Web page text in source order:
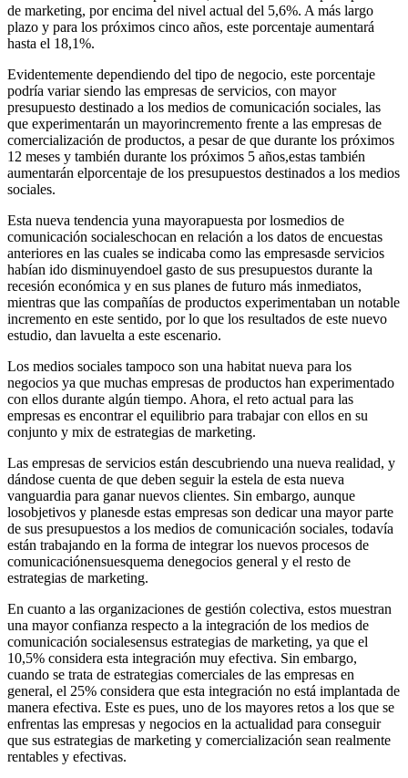
de marketing, por encima del nivel actual del 5,6%. A más largo
plazo y para los próximos cinco años, este porcentaje aumentará
hasta el 18,1%.
Evidentemente dependiendo del tipo de negocio, este porcentaje
podría variar siendo las empresas de servicios, con mayor
presupuesto destinado a los medios de comunicación sociales, las
que experimentarán un mayorincremento frente a las empresas de
comercialización de productos, a pesar de que durante los próximos
12 meses y también durante los próximos 5 años,estas también
aumentarán elporcentaje de los presupuestos destinados a los medios
sociales.
Esta nueva tendencia yuna mayorapuesta por losmedios de
comunicación socialeschocan en relación a los datos de encuestas
anteriores en las cuales se indicaba como las empresasde servicios
habían ido disminuyendoel gasto de sus presupuestos durante la
recesión económica y en sus planes de futuro más inmediatos,
mientras que las compañías de productos experimentaban un notable
incremento en este sentido, por lo que los resultados de este nuevo
estudio, dan lavuelta a este escenario.
Los medios sociales tampoco son una habitat nueva para los
negocios ya que muchas empresas de productos han experimentado
con ellos durante algún tiempo. Ahora, el reto actual para las
empresas es encontrar el equilibrio para trabajar con ellos en su
conjunto y mix de estrategias de marketing.
Las empresas de servicios están descubriendo una nueva realidad, y
dándose cuenta de que deben seguir la estela de esta nueva
vanguardia para ganar nuevos clientes. Sin embargo, aunque
losobjetivos y planesde estas empresas son dedicar una mayor parte
de sus presupuestos a los medios de comunicación sociales, todavía
están trabajando en la forma de integrar los nuevos procesos de
comunicaciónensuesquema denegocios general y el resto de
estrategias de marketing.
En cuanto a las organizaciones de gestión colectiva, estos muestran
una mayor confianza respecto a la integración de los medios de
comunicación socialesensus estrategias de marketing, ya que el
10,5% considera esta integración muy efectiva. Sin embargo,
cuando se trata de estrategias comerciales de las empresas en
general, el 25% considera que esta integración no está implantada de
manera efectiva. Este es pues, uno de los mayores retos a los que se
enfrentas las empresas y negocios en la actualidad para conseguir
que sus estrategias de marketing y comercialización sean realmente
rentables y efectivas.